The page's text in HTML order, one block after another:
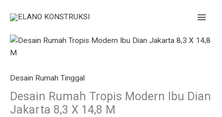
Desain Rumah Tinggal
Desain Rumah Tropis Modern Ibu Dian
Jakarta 8,3 X 14,8 M